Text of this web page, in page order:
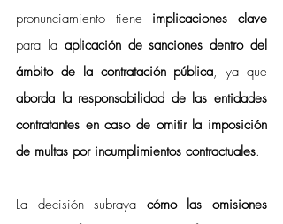
pronunciamiento tiene
para la aplicación de sanciones dentro del
ámbito de la contratación pública
aborda la responsabilidad de las entidades
contratantes en caso de omitir la imposición
de multas por incumplimientos contractuales.
La decisión subraya cómo las omisiones